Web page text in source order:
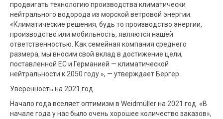
продвигать технологию производства климатически
нейтрального водорода из морской ветровой энергии.
«Климатические решения, будь то производство энергии,
производство или мобильность, являются нашей
ответственностью. Как семейная компания среднего
размера, мы вносим свой вклад в достижение цели,
поставленной ЕС и Германией — климатической
нейтральности к 2050 году », — утверждает Бергер.
Уверенность на 2021 год
Начало года вселяет оптимизм в Weidmüller на 2021 год. «В
начале года у нас было очень хорошее количество заказов»,